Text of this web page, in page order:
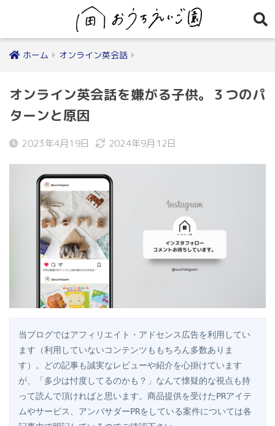
ホーム オンライン英会話
オンライン英会話を嫌がる子供。３つのパ
ターンと原因
2023年4月19日 2024年9月12日
当ブログではアフィリエイト・アドセンス広告を利用してい
ます（利用していないコンテンツももちろん多数ありま
す）。どの記事も誠実なレビューや紹介を心掛けています
が、「多少は忖度してるのかも？」なんて懐疑的な視点も持
って読んで頂ければと思います。商品提供を受けたPRアイテ
ムやサービス、アンバサダーPRをしている案件については各